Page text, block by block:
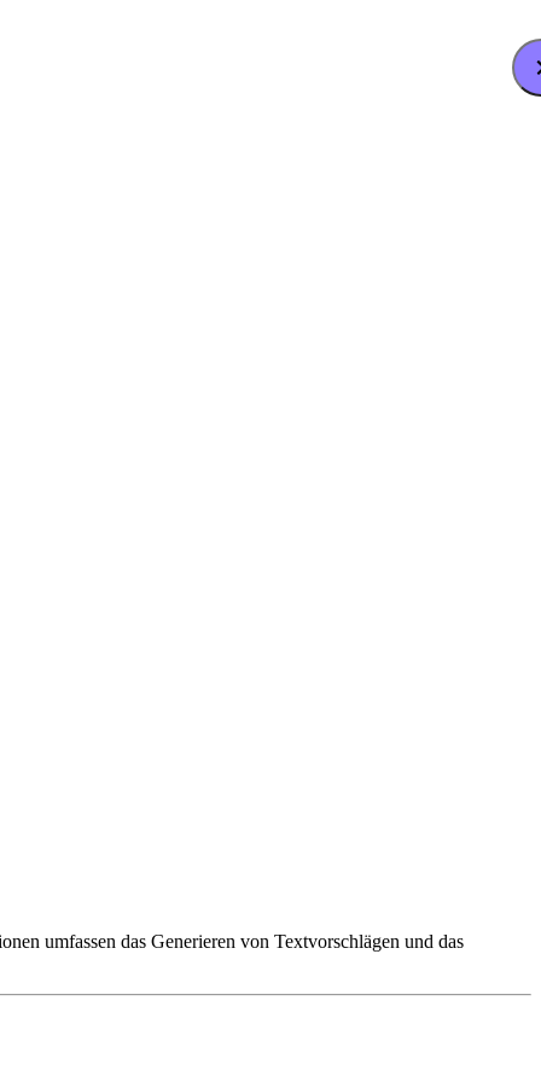
umfassen das Generieren von Textvorschlägen und das